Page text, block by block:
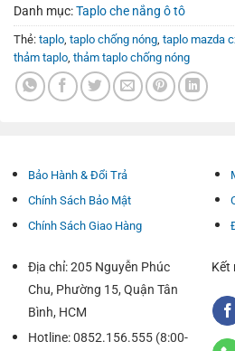
Danh mục:Taplo che nắng ô tô
Thẻ: taplo taplo chống nóng taplo mazda
thảm taplo thảm taplo chống nóng
Bảo Hành & Đổi Trả
Chính Sách Bảo Mật
Chính Sách Giao Hàng
Địa chỉ: 205 Nguyễn Phúc
Chu, Phường 15, Quận Tân
Bình, HCM
Hotline: 0852.156.555 (8:00-
Kết